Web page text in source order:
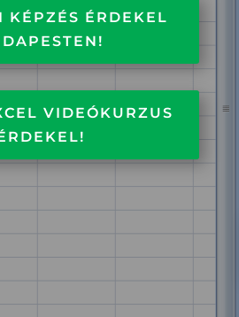
KÉPZÉS ÉRDEKEL
VIDEÓKURZUS